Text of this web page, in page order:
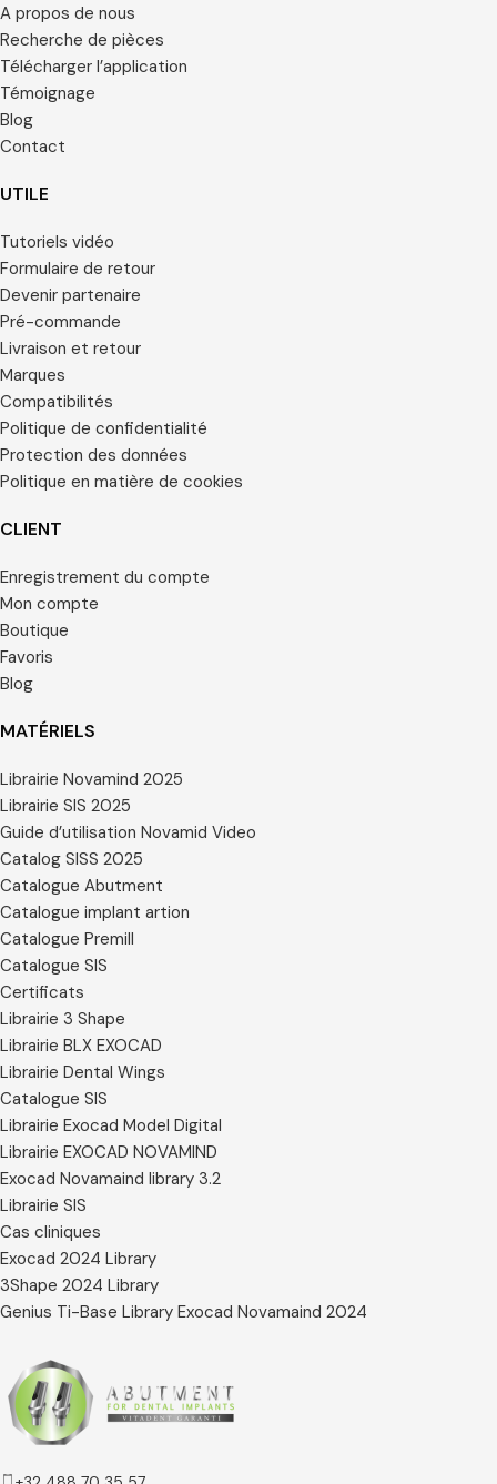
A propos de nous
Recherche de pièces
Télécharger l’application
Témoignage
Blog
Contact
UTILE
Tutoriels vidéo
Formulaire de retour
Devenir partenaire
Pré-commande
Livraison et retour
Marques
Compatibilités
Politique de confidentialité
Protection des données
Politique en matière de cookies
CLIENT
Enregistrement du compte
Mon compte
Boutique
Favoris
Blog
MATÉRIELS
Librairie Novamind 2025
Librairie SIS 2025
Guide d’utilisation Novamid Video
Catalog SISS 2025
Catalogue Abutment
Catalogue implant artion
Catalogue Premill
Catalogue SIS
Certificats
Librairie 3 Shape
Librairie BLX EXOCAD
Librairie Dental Wings
Catalogue SIS
Librairie Exocad Model Digital
Librairie EXOCAD NOVAMIND
Exocad Novamaind library 3.2
Librairie SIS
Cas cliniques
Exocad 2024 Library
3Shape 2024 Library
Genius Ti-Base Library Exocad Novamaind 2024